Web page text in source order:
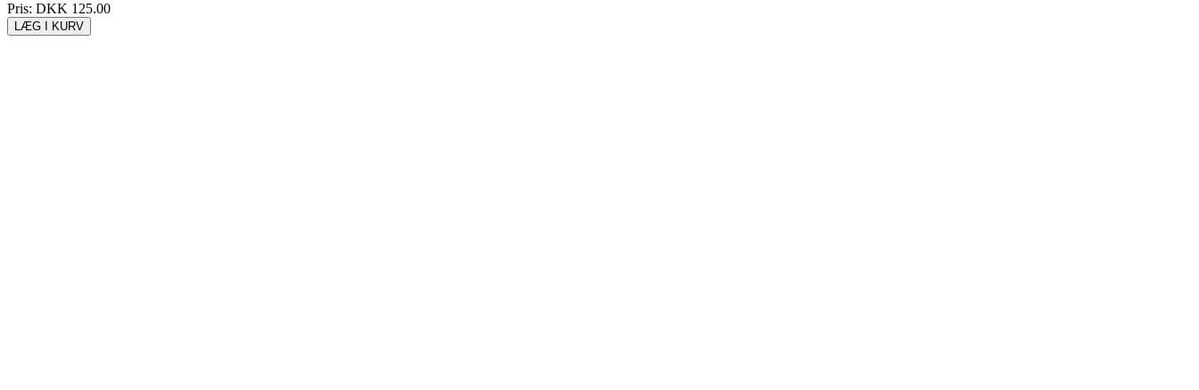
Pris: DKK 125.00